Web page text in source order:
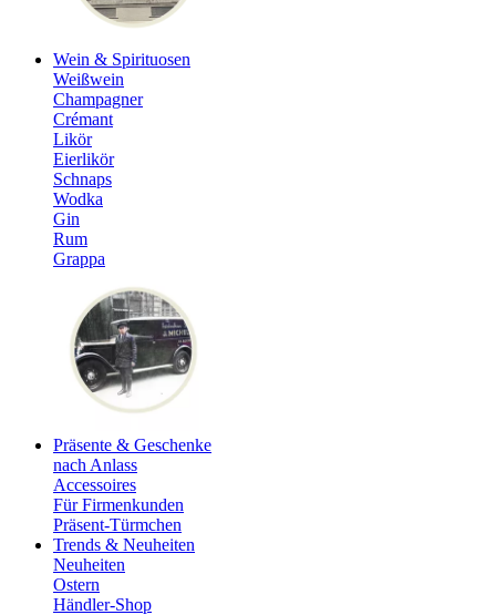
Wein & Spirituosen
Weißwein
Champagner
Crémant
Likör
Eierlikör
Schnaps
Wodka
Gin
Rum
Grappa
Präsente & Geschenke
nach Anlass
Accessoires
Für Firmenkunden
Präsent-Türmchen
Trends & Neuheiten
Neuheiten
Ostern
Händler-Shop